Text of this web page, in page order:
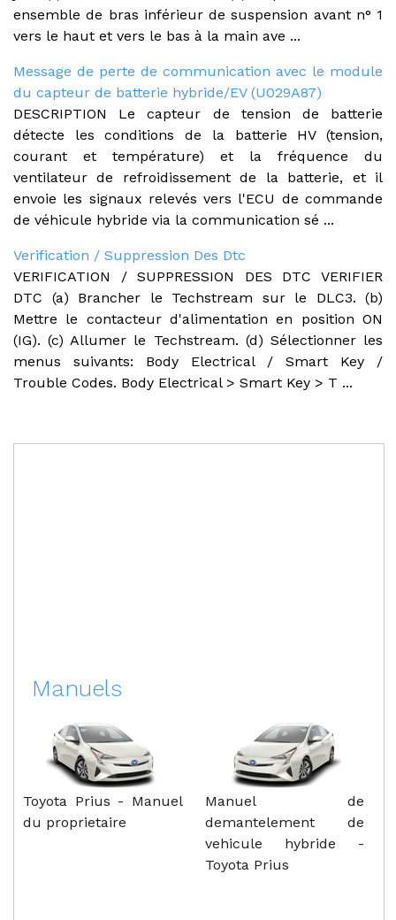
ensemble de bras inférieur de suspension avant n° 1
vers le haut et vers le bas à la main ave ...
Message de perte de communication avec le module
du capteur de batterie hybride/EV (U029A87)
DESCRIPTION Le capteur de tension de batterie
détecte les conditions de la batterie HV (tension,
courant et température) et la fréquence du
ventilateur de refroidissement de la batterie, et il
envoie les signaux relevés vers l'ECU de commande
de véhicule hybride via la communication sé ...
Verification / Suppression Des Dtc
VERIFICATION / SUPPRESSION DES DTC VERIFIER
DTC (a) Brancher le Techstream sur le DLC3. (b)
Mettre le contacteur d'alimentation en position ON
(IG). (c) Allumer le Techstream. (d) Sélectionner les
menus suivants: Body Electrical / Smart Key /
Trouble Codes. Body Electrical > Smart Key > T ...
Manuels
Toyota Prius - Manuel
du proprietaire
Manuel de
demantelement de
vehicule hybride -
Toyota Prius